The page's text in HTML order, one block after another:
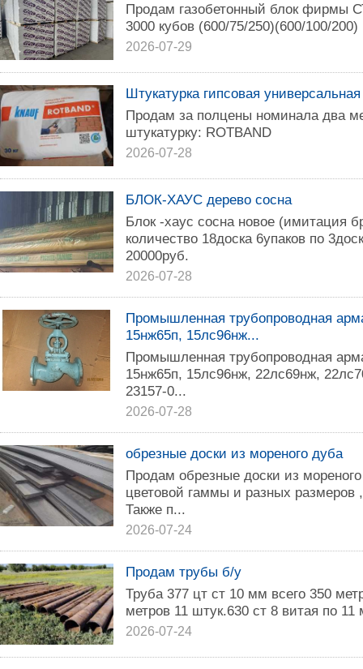
Продам газобетонный блок
3000 кубов (600/75/250)(600/100/200)
2026-07-29
Штукатурка гипсовая
Продам за полцены номинала два
штукатурку: ROTBAND
2026-07-28
БЛОК-ХАУС дерево сосна
Блок -хаус сосна новое (имитация
количество 18доска 6упаков по
20000руб.
2026-07-28
Промышленная трубопроводная
15нж65п, 15лс96нж...
Промышленная трубопроводная
15нж65п, 15лс96нж, 22лс69нж,
23157-0...
2026-07-28
обрезные доски из мореного дуба
Продам обрезные доски из
цветовой гаммы и разных размеров
Также п...
2026-07-24
Продам трубы б/у
Труба 377 цт ст 10 мм всего 350
метров 11 штук.630 ст 8 витая по 11
2026-07-24